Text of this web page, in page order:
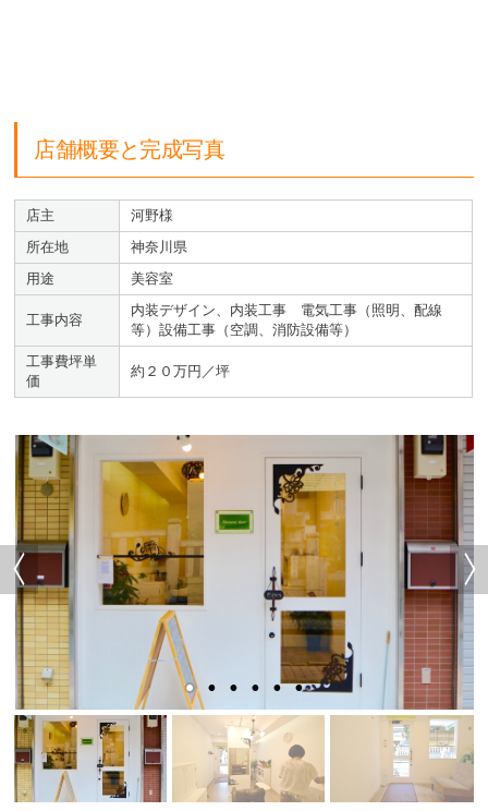
店舗概要と完成写真
店主
河野様
所在地
神奈川県
用途
美容室
工事内容
内装デザイン、内装工事 電気工事（照明、配線
等）設備工事（空調、消防設備等）
工事費坪単
価
約２０万円／坪